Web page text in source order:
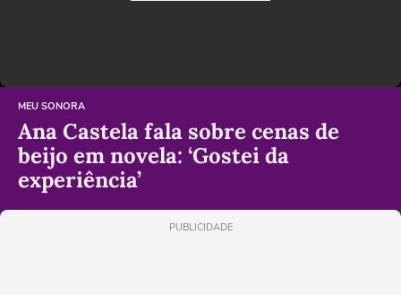
MEU SONORA
Ana Castela fala sobre cenas de
beijo em novela: ‘Gostei da
experiência’
PUBLICIDADE